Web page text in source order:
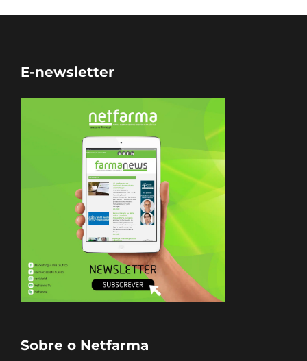
E-newsletter
Sobre o Netfarma